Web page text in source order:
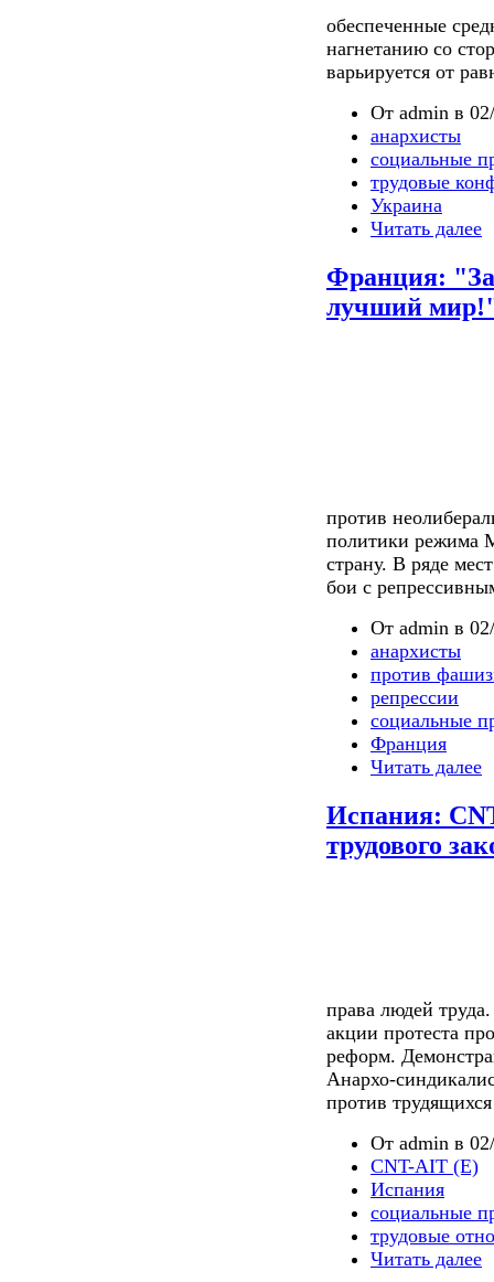
обеспеченные
нагнетанию со
варьируется от
От admin в
анархисты
социальные
трудовые
Украина
Читать далее
Франция: "За
лучший
против
политики режима
страну. В ряде
бои с
От admin в
анархисты
против
репрессии
социальные
Франция
Читать далее
Испания:
трудового
права людей
акции протеста
реформ.
Анархо-
против
От admin в
CNT-AIT (E)
Испания
социальные
трудовые
Читать далее